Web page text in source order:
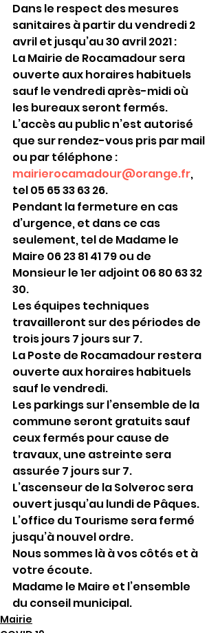
Dans le respect des mesures
sanitaires à partir du vendredi 2
avril et jusqu’au 30 avril 2021 :
La Mairie de Rocamadour sera
ouverte aux horaires habituels
sauf le vendredi après-midi où
les bureaux seront fermés.
L’accès au public n’est autorisé
que sur rendez-vous pris par mail
ou par téléphone :
mairierocamadour@orange.fr,
tel 05 65 33 63 26.
Pendant la fermeture en cas
d’urgence, et dans ce cas
seulement, tel de Madame le
Maire 06 23 81 41 79 ou de
Monsieur le 1er adjoint 06 80 63 32
30.
Les équipes techniques
travailleront sur des périodes de
trois jours 7 jours sur 7.
La Poste de Rocamadour restera
ouverte aux horaires habituels
sauf le vendredi.
Les parkings sur l’ensemble de la
commune seront gratuits sauf
ceux fermés pour cause de
travaux, une astreinte sera
assurée 7 jours sur 7.
L’ascenseur de la Solveroc sera
ouvert jusqu’au lundi de Pâques.
L’office du Tourisme sera fermé
jusqu’à nouvel ordre.
Nous sommes là à vos côtés et à
votre écoute.
Madame le Maire et l’ensemble
du conseil municipal.
Mairie